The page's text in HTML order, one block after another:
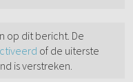
op dit bericht. De
of de uiterste
is verstreken.